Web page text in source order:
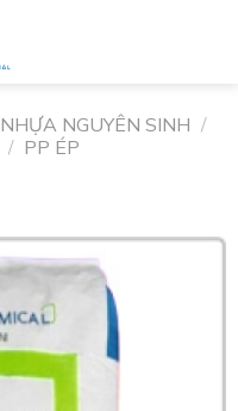
NHỰA NGUYÊN SINH /
/ PP ÉP